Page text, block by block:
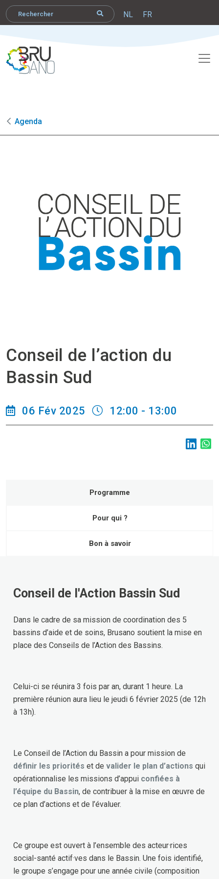
NL FR
Agenda
Conseil de l’action du
Bassin Sud
06 Fév 2025 12:00 - 13:00
Programme
Pour qui ?
Bon à savoir
Conseil de l'Action Bassin Sud
Dans le cadre de sa mission de coordination des 5
bassins d’aide et de soins, Brusano soutient la mise en
place des Conseils de l’Action des Bassins.
Celui-ci se réunira 3 fois par an, durant 1 heure. La
première réunion aura lieu le jeudi 6 février 2025 (de 12h
à 13h).
Le Conseil de l’Action du Bassin a pour mission de
définir les priorités et de valider le plan d’actions qui
opérationnalise les missions d’appui confiées à
l’équipe du Bassin, de contribuer à la mise en œuvre de
ce plan d’actions et de l’évaluer.
Ce groupe est ouvert à l’ensemble des acteur·rices
social-santé actif·ves dans le Bassin. Une fois identifié,
le groupe s’engage pour une année civile (composition